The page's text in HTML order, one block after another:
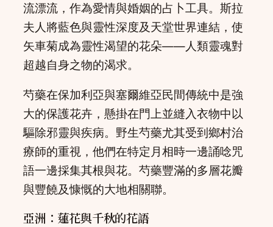
流漂流，作為愛情與婚姻的占卜工具。斯拉
夫人將藍色與靈性深度及天堂世界連結，使
矢車菊成為靈性渴望的花朵——人類靈魂對
超越自身之物的渴求。
芍藥在保加利亞與塞爾維亞民間傳統中是強
大的保護花卉，懸掛在門上並縫入衣物中以
驅除邪靈與疾病。野生芍藥尤其受到鄉村治
療師的重視，他們在特定月相時一邊誦唸咒
語一邊採集其根與花。芍藥豐滿的多層花瓣
與豐饒及慷慨的大地相關聯。
亞洲：蓮花與千秋的花語